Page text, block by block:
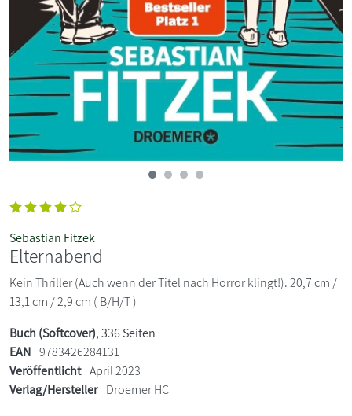
Sebastian Fitzek
Elternabend
Kein Thriller (Auch wenn der Titel nach Horror klingt!). 20,7 cm /
13,1 cm / 2,9 cm ( B/H/T )
Buch (Softcover), 336 Seiten
EAN 9783426284131
Veröffentlicht April 2023
Verlag/Hersteller Droemer HC